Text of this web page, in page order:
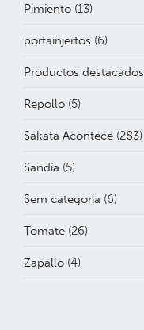
Pimiento (13)
portainjertos (6)
Productos destacados
Repollo (5)
Sakata Acontece (283)
Sandía (5)
Sem categoria (6)
Tomate (26)
Zapallo (4)